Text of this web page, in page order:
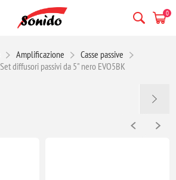
0
Amplificazione
Casse passive
diffusori passivi da 5" nero EVO5BK